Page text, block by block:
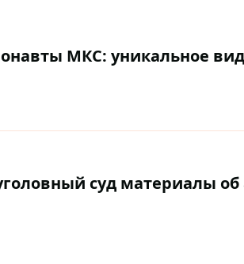
МКС: уникальное
суд материалы об